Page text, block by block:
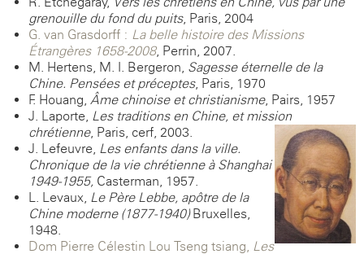
grenouille du fond du puits, Paris, 2004
G. van Grasdorff : La belle histoire des Missions
Étrangères 1658-2008, Perrin, 2007.
M. Hertens, M. I. Bergeron, Sagesse éternelle de la
Chine. Pensées et préceptes, Paris, 1970
F. Houang, Âme chinoise et christianisme, Pairs, 1957
J. Laporte, Les traditions en Chine, et mission
chrétienne, Paris, cerf, 2003.
J. Lefeuvre, Les enfants dans la ville.
Chronique de la vie chrétienne à Shanghai
1949-1955, Casterman, 1957.
L. Levaux, Le Père Lebbe, apôtre de la
Chine moderne (1877-1940)Bruxelles,
1948.
Dom Pierre-Célestin Lou Tseng-tsiang, Les